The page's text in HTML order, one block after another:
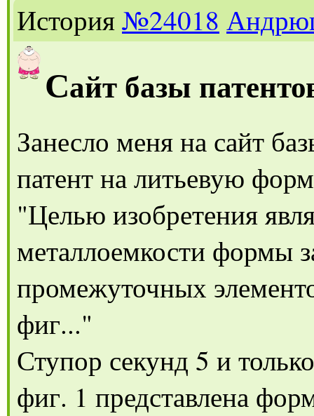
История№24018
Сайт базы
Занесло меня на сайт
патент на литьевую
"Целью изобретения
металлоемкости формы
промежуточных
фиг..."
Ступор секунд 5 и
фиг. 1 представлена